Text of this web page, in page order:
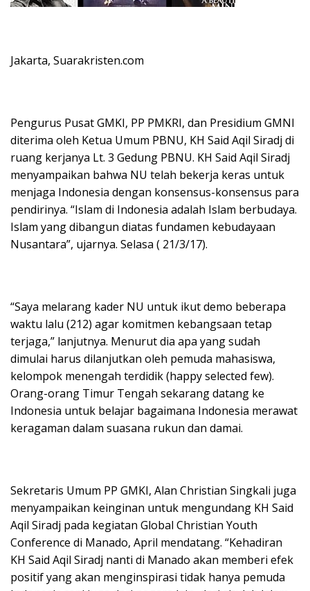
Jakarta, Suarakristen.com
Pengurus Pusat GMKI, PP PMKRI, dan Presidium GMNI
diterima oleh Ketua Umum PBNU, KH Said Aqil Siradj di
ruang kerjanya Lt. 3 Gedung PBNU. KH Said Aqil Siradj
menyampaikan bahwa NU telah bekerja keras untuk
menjaga Indonesia dengan konsensus-konsensus para
pendirinya. “Islam di Indonesia adalah Islam berbudaya.
Islam yang dibangun diatas fundamen kebudayaan
Nusantara”, ujarnya. Selasa ( 21/3/17).
“Saya melarang kader NU untuk ikut demo beberapa
waktu lalu (212) agar komitmen kebangsaan tetap
terjaga,” lanjutnya. Menurut dia apa yang sudah
dimulai harus dilanjutkan oleh pemuda mahasiswa,
kelompok menengah terdidik (happy selected few).
Orang-orang Timur Tengah sekarang datang ke
Indonesia untuk belajar bagaimana Indonesia merawat
keragaman dalam suasana rukun dan damai.
Sekretaris Umum PP GMKI, Alan Christian Singkali juga
menyampaikan keinginan untuk mengundang KH Said
Aqil Siradj pada kegiatan Global Christian Youth
Conference di Manado, April mendatang. “Kehadiran
KH Said Aqil Siradj nanti di Manado akan memberi efek
positif yang akan menginspirasi tidak hanya pemuda